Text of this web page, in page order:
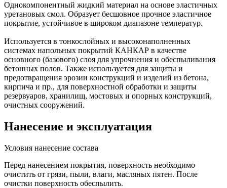
Однокомпонентный жидкий материал на основе эластичных
уретановых смол. Образует бесшовное прочное эластичное
покрытие, устойчивое в широком диапазоне температур.
Используется в тонкослойных и высоконаполненных
системах напольных покрытий КАНКАР в качестве
основного (базового) слоя для упрочнения и обеспыливания
бетонных полов. Также используется для защиты и
предотвращения эрозии конструкций и изделий из бетона,
кирпича и пр., для поверхностной обработки и защиты
резервуаров, хранилищ, мостовых и опорных конструкций,
очистных сооружений.
Нанесение и эксплуатация
Условия нанесение состава
Перед нанесением покрытия, поверхность необходимо
очистить от грязи, пыли, влаги, масляных пятен. После
очистки поверхность обеспылить.